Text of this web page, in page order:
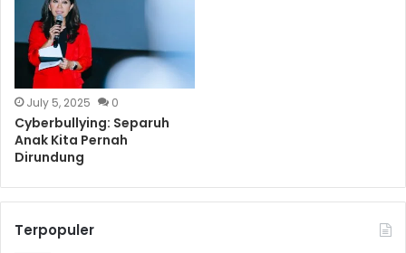
July 5, 2025 0
Cyberbullying: Separuh
Anak Kita Pernah
Dirundung
Terpopuler